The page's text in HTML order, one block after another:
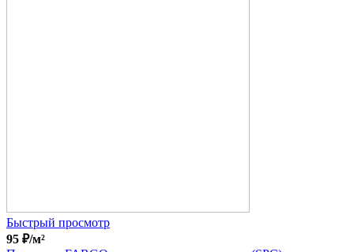
Быстрый просмотр
95 ₽/м²